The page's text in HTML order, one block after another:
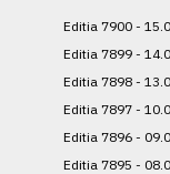
Editia 7900 -
Editia 7899 -
Editia 7898 -
Editia 7897 -
Editia 7896 -
Editia 7895 -